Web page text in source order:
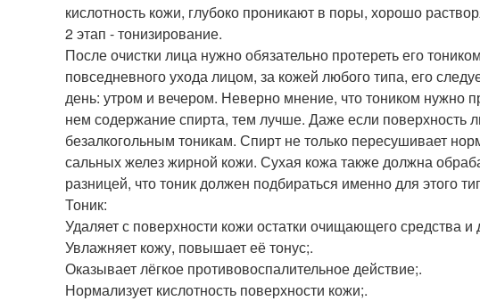
кислотность кожи, глубоко проникают в поры, хорошо
2 этап - тонизирование.
После очистки лица нужно обязательно протереть его
повседневного ухода лицом, за кожей любого типа, его
день: утром и вечером. Неверно мнение, что тоником нужно
нем содержание спирта, тем лучше. Даже если поверхность
безалкогольным тоникам. Спирт не только пересушивает
сальных желез жирной кожи. Сухая кожа также должна
разницей, что тоник должен подбираться именно для этого
Тоник:
Удаляет с поверхности кожи остатки очищающего средства и
Увлажняет кожу, повышает её тонус;.
Оказывает лёгкое противовоспалительное действие;.
Нормализует кислотность поверхности кожи;.